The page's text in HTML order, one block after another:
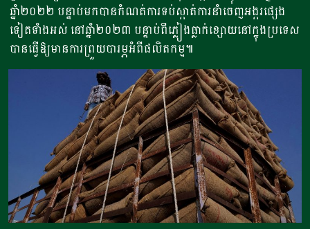
ឆ្នាំ២០២២ បន្ទាប់មកបានកំណត់ការទប់ស្កាត់ការនាំចេញអង្ករផ្សេង
ទៀតទាំងអស់ នៅឆ្នាំ២០២៣ បន្ទាប់ពីភ្លៀងធ្លាក់ខ្សោយនៅក្នុងប្រទេស
បានធ្វើឱ្យមានការព្រួយបារម្ភអំពីផលិតកម្ម៕